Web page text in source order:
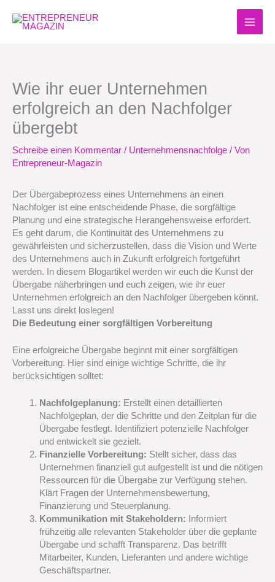
Inhalt
springen
Wie ihr euer Unternehmen
erfolgreich an den Nachfolger
übergebt
Schreibe einen Kommentar / Unternehmensnachfolge / Von
Entrepreneur-Magazin
Der Übergabeprozess eines Unternehmens an einen
Nachfolger ist eine entscheidende Phase, die sorgfältige
Planung und eine strategische Herangehensweise erfordert.
Es geht darum, die Kontinuität des Unternehmens zu
gewährleisten und sicherzustellen, dass die Vision und Werte
des Unternehmens auch in Zukunft erfolgreich fortgeführt
werden. In diesem Blogartikel werden wir euch die Kunst der
Übergabe näherbringen und euch zeigen, wie ihr euer
Unternehmen erfolgreich an den Nachfolger übergeben könnt.
Lasst uns direkt loslegen!
Die Bedeutung einer sorgfältigen Vorbereitung
Eine erfolgreiche Übergabe beginnt mit einer sorgfältigen
Vorbereitung. Hier sind einige wichtige Schritte, die ihr
berücksichtigen solltet:
Nachfolgeplanung: Erstellt einen detaillierten
Nachfolgeplan, der die Schritte und den Zeitplan für die
Übergabe festlegt. Identifiziert potenzielle Nachfolger
und entwickelt sie gezielt.
Finanzielle Vorbereitung: Stellt sicher, dass das
Unternehmen finanziell gut aufgestellt ist und die nötigen
Ressourcen für die Übergabe zur Verfügung stehen.
Klärt Fragen der Unternehmensbewertung,
Finanzierung und Steuerplanung.
Kommunikation mit Stakeholdern: Informiert
frühzeitig alle relevanten Stakeholder über die geplante
Übergabe und schafft Transparenz. Das betrifft
Mitarbeiter, Kunden, Lieferanten und andere wichtige
Geschäftspartner.